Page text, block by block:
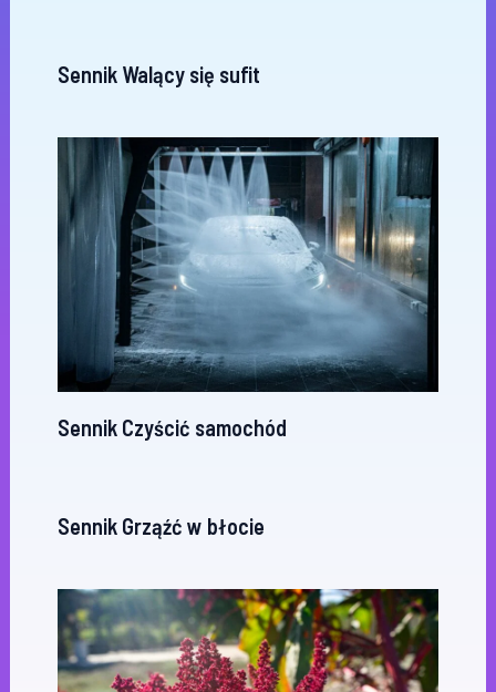
Sennik Walący się sufit
Sennik Czyścić samochód
Sennik Grząźć w błocie